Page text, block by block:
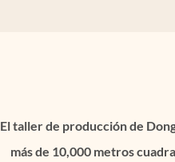
El taller de producción de
más de 10,000 metros